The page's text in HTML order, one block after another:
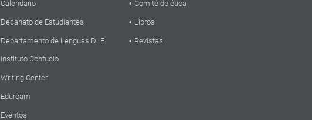
Calendario
Decanato de Estudiantes
Departamento de Lenguas DLE
Instituto Confucio
Writing Center
Eduroam
Eventos
Comité de ética
Libros
Revistas